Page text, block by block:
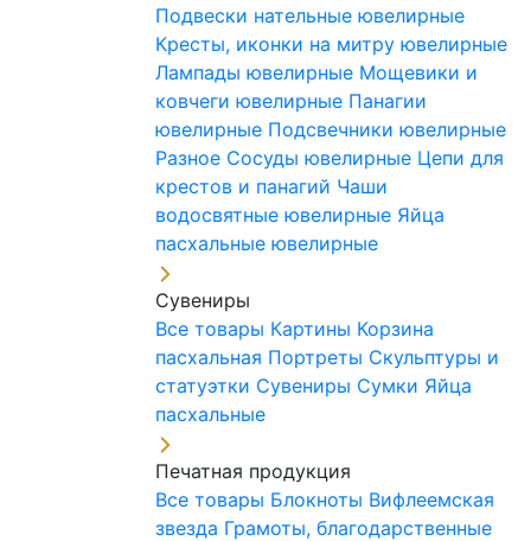
Подвески нательные ювелирные
Кресты, иконки на митру ювелирные
Лампады ювелирные Мощевики и
ковчеги ювелирные Панагии
ювелирные Подсвечники ювелирные
Разное Сосуды ювелирные Цепи для
крестов и панагий Чаши
водосвятные ювелирные Яйца
пасхальные ювелирные
Сувениры
Все товары Картины Корзина
пасхальная Портреты Скульптуры и
статуэтки Сувениры Сумки Яйца
пасхальные
Печатная продукция
Все товары Блокноты Вифлеемская
звезда Грамоты, благодарственные